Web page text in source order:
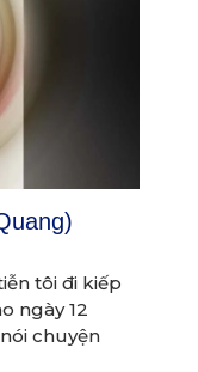
tôi đi kiếp
ngày 12
chuyện